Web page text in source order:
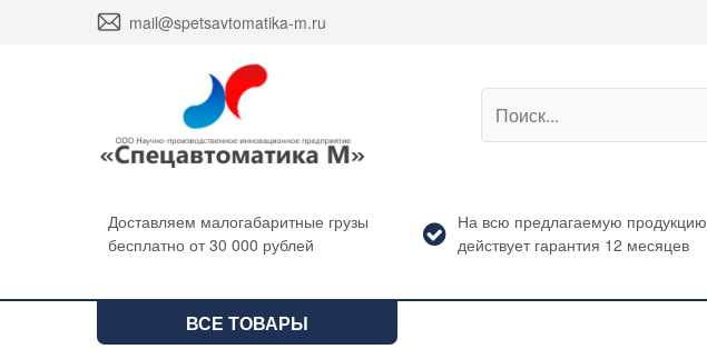
envelope mail@spetsavtomatika-m.ru
Доставляем малогабаритные грузы
бесплатно от 30 000 рублей
На всю предлагаемую продукцию
действует гарантия 12 месяцев
ВСЕ ТОВАРЫ